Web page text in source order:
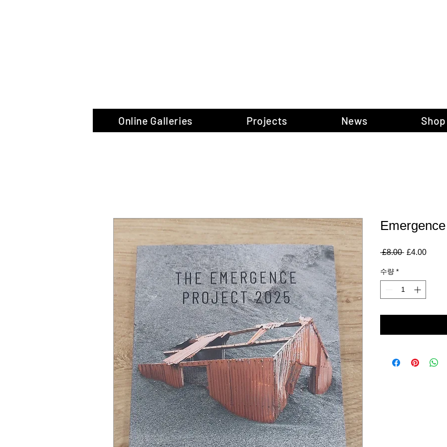
Online Galleries Projects News Shop
£8.00 일£4.00할
수량 *